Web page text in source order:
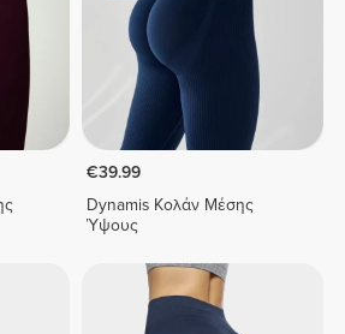
€39.99
Dynamis Κολάν Μέσης
Ύψους